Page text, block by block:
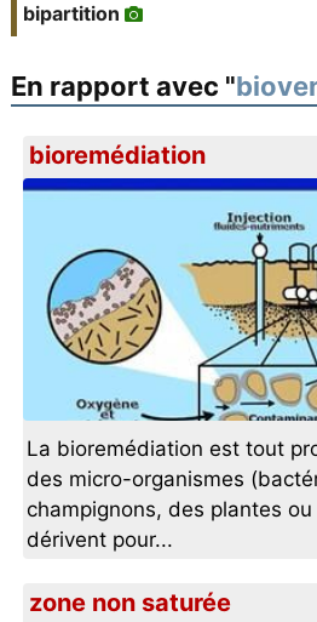
bipartition
En rapport avec "
bioremédiation
La bioremédiation est tout
des micro-organismes
champignons, des plantes
dérivent pour...
zone non saturée